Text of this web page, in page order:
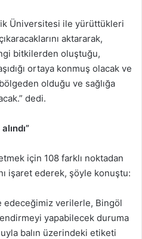
Üniversitesi ile yürüttükleri
aktararak,
bitkilerden oluştuğu,
ortaya konmuş olacak ve
olduğu ve sağlığa
dedi.
için 108 farklı noktadan
işaret ederek, şöyle konuştu:
edeceğimiz verilerle, Bingöl
yapabilecek duruma
balın üzerindeki etiketi